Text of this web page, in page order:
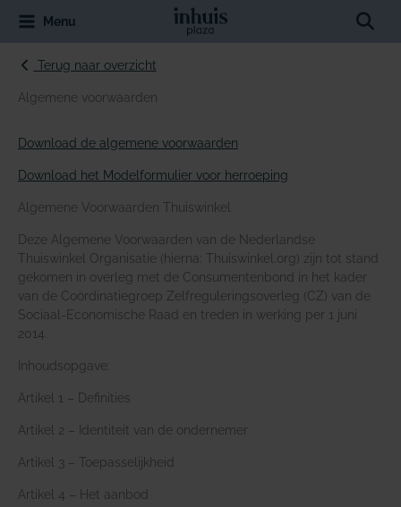
naar
inhoud
Menu
Terug naar overzicht
Algemene voorwaarden
Download de algemene voorwaarden
Download het Modelformulier voor herroeping
Algemene Voorwaarden Thuiswinkel
Deze Algemene Voorwaarden van de Nederlandse
Thuiswinkel Organisatie (hierna: Thuiswinkel.org) zijn tot stand
gekomen in overleg met de Consumentenbond in het kader
van de Coördinatiegroep Zelfreguleringsoverleg (CZ) van de
Sociaal-Economische Raad en treden in werking per 1 juni
2014.
Inhoudsopgave:
Artikel 1 – Definities
Artikel 2 – Identiteit van de ondernemer
Artikel 3 – Toepasselijkheid
Artikel 4 – Het aanbod